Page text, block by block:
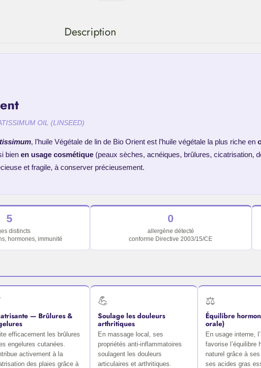
Description
OIL (LINSEED)
, l’huile Végétale de lin de Bio Orient est l’huile végétale la plus riche en
bien en usage cosmétique(peaux sèches, acnéiques, brûlures, cicatrisation,
et fragile, à conserver précieusement.
5
distincts
hormones, immunité
0
allergène détecté
conforme Directive 2003/15/CE
— Brûlures &
efficacement les brûlures
engelures cutanées.
activement à la
des plaies grâce à
💪
Soulage les douleurs
arthritiques
En massage local, ses
propriétés anti-inflammatoires
soulagent les douleurs
articulaires et arthritiques.
⚖️
Équilibre
orale)
En usage interne,
favorise l’équilibre
naturel grâce à
ses acides gras